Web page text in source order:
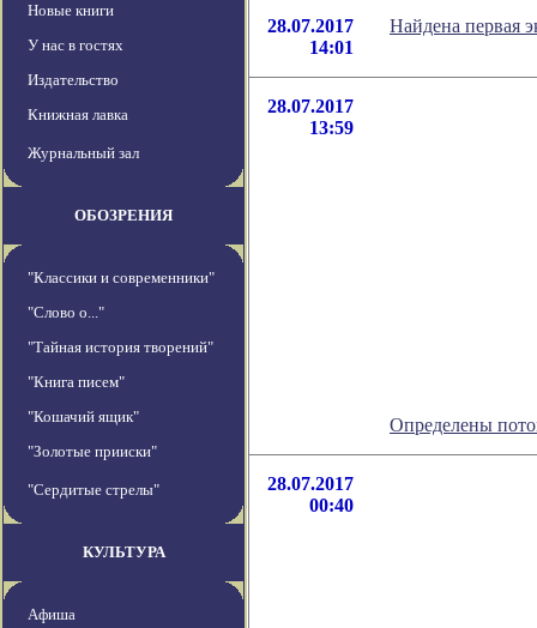
Новые книги
У нас в гостях
Издательство
Книжная лавка
Журнальный зал
ОБОЗРЕНИЯ
"Классики и современники"
"Слово о..."
"Тайная история творений"
"Книга писем"
"Кошачий ящик"
"Золотые прииски"
"Сердитые стрелы"
КУЛЬТУРА
Афиша
28.07.2017
14:01
Найдена первая
28.07.2017
13:59
Определены
28.07.2017
00:40